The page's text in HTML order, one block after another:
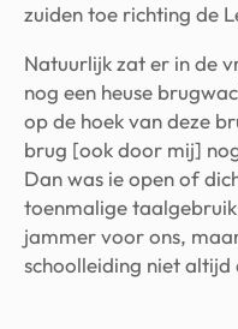
zuiden toe richting de
Natuurlijk zat er in de
nog een heuse
op de hoek van deze
brug [ook door mij]
Dan was ie open of
toenmalige
jammer voor ons,
schoolleiding niet altijd